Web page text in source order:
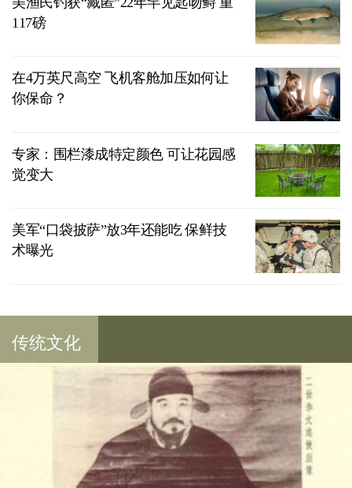
117磅
在4万英尺高空 飞机客舱加压如何让
你保命？
专家：围栏漆成特定颜色 可让花园感
觉变大
美军“口袋披萨”放3年还能吃 保鲜技
术曝光
传统文化